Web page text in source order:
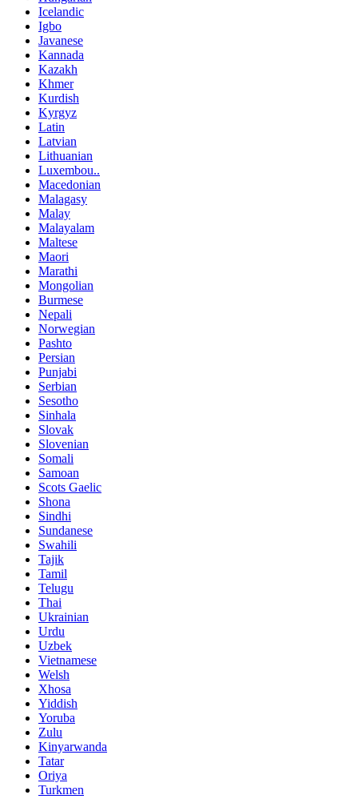
Icelandic
Igbo
Javanese
Kannada
Kazakh
Khmer
Kurdish
Kyrgyz
Latin
Latvian
Lithuanian
Luxembou..
Macedonian
Malagasy
Malay
Malayalam
Maltese
Maori
Marathi
Mongolian
Burmese
Nepali
Norwegian
Pashto
Persian
Punjabi
Serbian
Sesotho
Sinhala
Slovak
Slovenian
Somali
Samoan
Scots Gaelic
Shona
Sindhi
Sundanese
Swahili
Tajik
Tamil
Telugu
Thai
Ukrainian
Urdu
Uzbek
Vietnamese
Welsh
Xhosa
Yiddish
Yoruba
Zulu
Kinyarwanda
Tatar
Oriya
Turkmen